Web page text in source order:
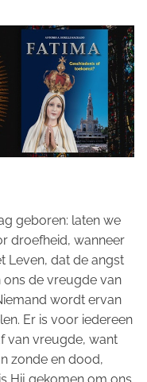
geboren: laten we
droefheid, wanneer
Leven, dat de angst
de vreugde van
wordt ervan
Er is voor iedereen
van vreugde, want
zonde en dood,